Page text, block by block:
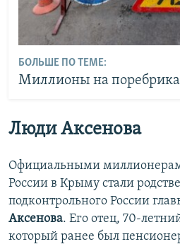
БОЛЬШЕ ПО ТЕМЕ:
Миллионы на
Люди Аксенова
Официальными
России в Крыму стали
подконтрольного России
Аксенова. Его отец, 70-
который ранее был